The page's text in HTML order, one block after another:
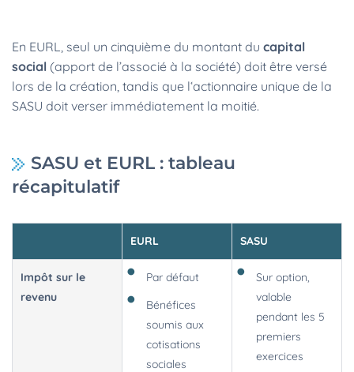
En EURL, seul un cinquième du montant du capital
social (apport de l’associé à la société) doit être versé
lors de la création, tandis que l‘actionnaire unique de la
SASU doit verser immédiatement la moitié.
SASU et EURL : tableau
récapitulatif
EURL SASU
Impôt sur le
revenu
Par défaut
Bénéfices
soumis aux
cotisations
sociales
Sur option,
valable
pendant les 5
premiers
exercices